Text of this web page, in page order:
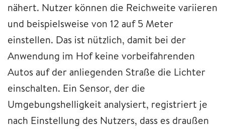
nähert. Nutzer können die Reichweite variieren
und beispielsweise von 12 auf 5 Meter
einstellen. Das ist nützlich, damit bei der
Anwendung im Hof keine vorbeifahrenden
Autos auf der anliegenden Straße die Lichter
einschalten. Ein Sensor, der die
Umgebungshelligkeit analysiert, registriert je
nach Einstellung des Nutzers, dass es draußen